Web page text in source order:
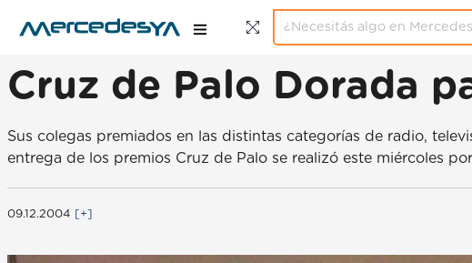
Cruz de Palo Dorada
Sus colegas premiados en las distintas categorías de radio,
entrega de los premios Cruz de Palo se realizó este miércoles
09.12.2004 [+]